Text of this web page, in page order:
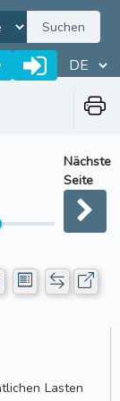
Suchen
Nächste
Seite
Lasten